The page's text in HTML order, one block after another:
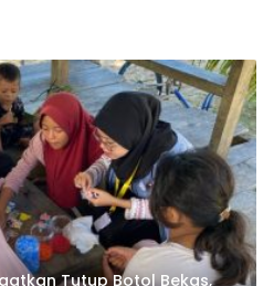
Tutup Botol Bekas,